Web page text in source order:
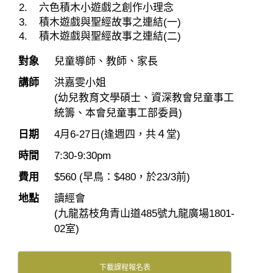
六色積木小遊戲之創作小理念
積木遊戲與聖經故事之連結(一)
積木遊戲與聖經故事之連結(二)
對象
兒童導師、教師、家長
講師
洪嘉雯小姐
(幼兒教育文學碩士、資深教會兒童事工
統籌、本會兒童事工部委員)
日期
4月6-27日 (逢週四，共４堂)
時間
7:30-9:30pm
費用
$560 (早鳥：$480，於23/3前)
地點
讀經會
(九龍荔枝角青山道485號九龍廣場1801-
02室)
下載課程報名表